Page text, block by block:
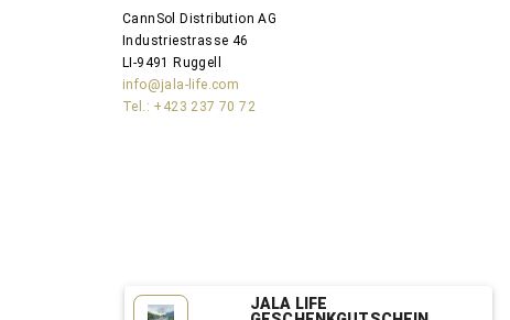
JALA LIFE
CannSol Distribution AG
Industriestrasse 46
LI-9491 Ruggell
info@jala-life.com
Tel.: +423 237 70 72